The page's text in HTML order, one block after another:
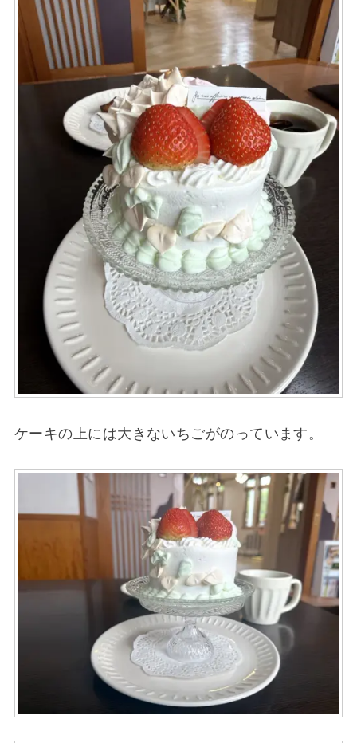
ケーキの上には大きないちごがのっています。